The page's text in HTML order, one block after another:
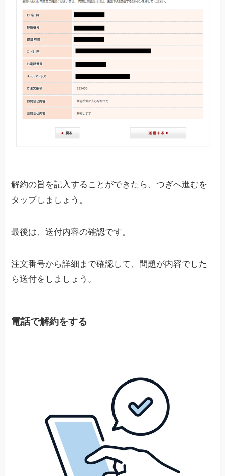
解約の旨を記入することができたら、つぎへ進むを
タップしましょう。
最後は、送付内容の確認です。
注文番号から詳細まで確認して、問題が内容でした
ら送付をしましょう。
電話で解約をする